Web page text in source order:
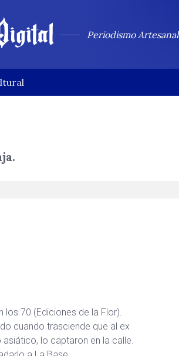
Periodismo Artesanal
los 70 (Ediciones de la Flor).
cuando trasciende que al ex
lo captaron en la calle.